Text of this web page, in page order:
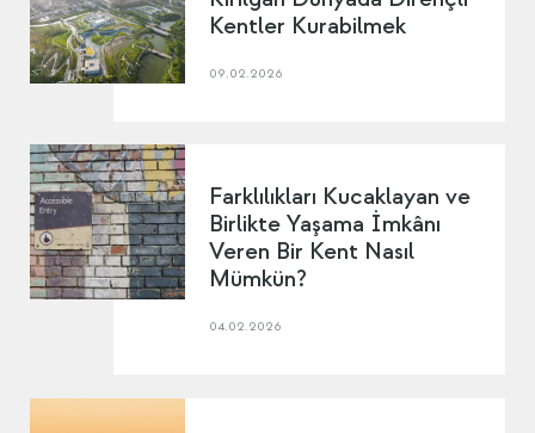
Kentler Kurabilmek
09.02.2026
Farklılıkları Kucaklayan ve
Birlikte Yaşama İmkânı
Veren Bir Kent Nasıl
Mümkün?
04.02.2026